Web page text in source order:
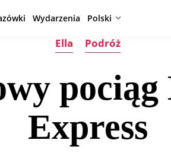
Wydarzenia Polski
Ella Podróż
Express